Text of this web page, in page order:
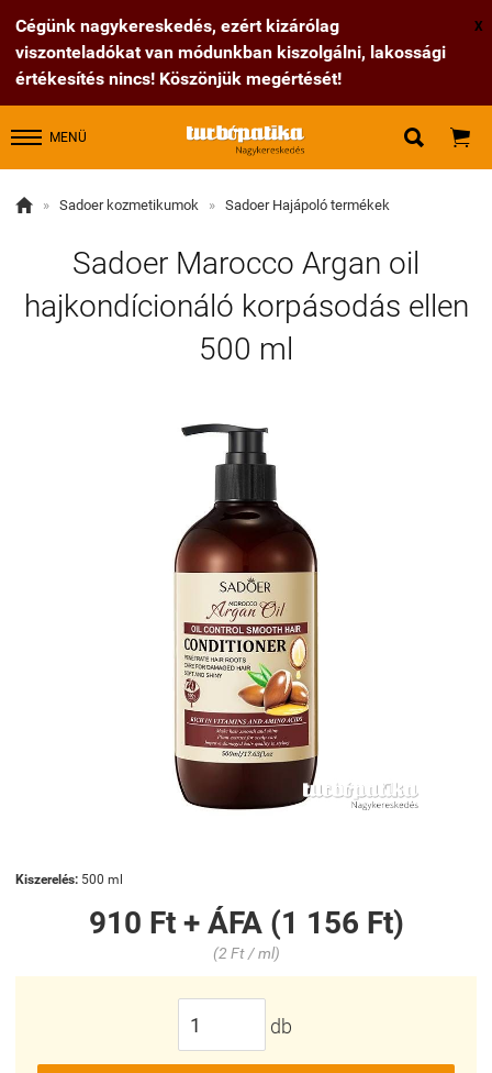
Cégünk nagykereskedés, ezért kizárólag
viszonteladókat van módunkban kiszolgálni, lakossági
értékesítés nincs! Köszönjük megértését!
X
MENÜ  
 » Sadoer kozmetikumok » Sadoer Hajápoló termékek
Sadoer Marocco Argan oil
hajkondícionáló korpásodás ellen
500 ml
Kiszerelés: 500 ml
910 Ft + ÁFA (1 156 Ft)
(2 Ft / ml)
db